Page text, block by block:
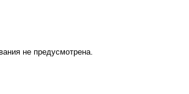
не предусмотрена.